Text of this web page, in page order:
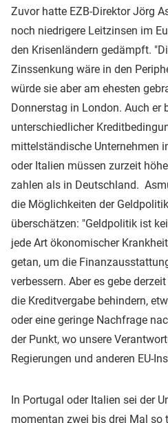
Zuvor hatte EZB-Direktor Jörg
noch niedrigere Leitzinsen im
den Krisenländern gedämpft.
Zinssenkung wäre in den
würde sie aber am ehesten
Donnerstag in London. Auch er
unterschiedlicher
mittelständische Unternehmen
oder Italien müssen zurzeit
zahlen als in Deutschland.
die Möglichkeiten der
überschätzen: "Geldpolitik ist
jede Art ökonomischer
getan, um die
verbessern. Aber es gebe
die Kreditvergabe behindern,
oder eine geringe Nachfrage
der Punkt, wo unsere
Regierungen und anderen EU-
In Portugal oder Italien sei der
momentan zwei bis drei Mal so